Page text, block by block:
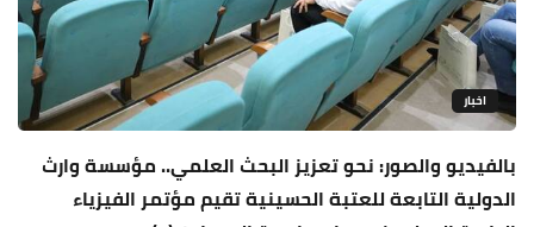
اخبار
بالفيديو والصور: نحو تعزيز البحث العلمي.. مؤسسة وارث
الدولية التابعة للعتبة الحسينية تقيم مؤتمر الفيزياء